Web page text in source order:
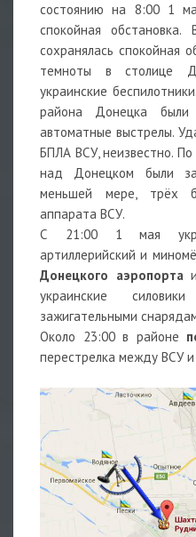
состоянию на 8:00 1
спокойная
сохранялась спокойная
темноты в столице
украинские
района Донецка
автоматные выстрелы.
БПЛА ВСУ, неизвестно.
над Донецком были
меньшей мере, трёх
аппарата ВСУ.
С 21:00 1 мая
артиллерийский и
Донецкого аэропорта
украинские
зажигательными
Около 23:00 в районе
перестрелка между ВСУ